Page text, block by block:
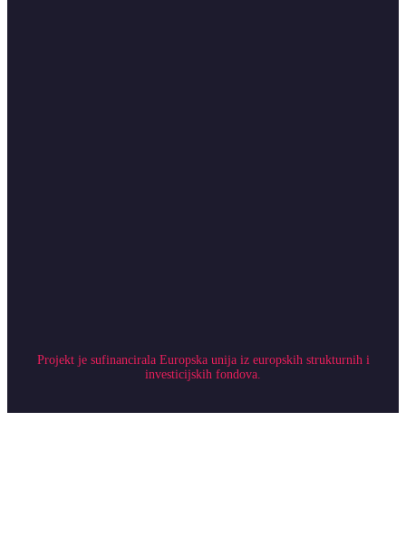
Projekt je sufinancirala Europska unija iz europskih strukturnih i
investicijskih fondova.